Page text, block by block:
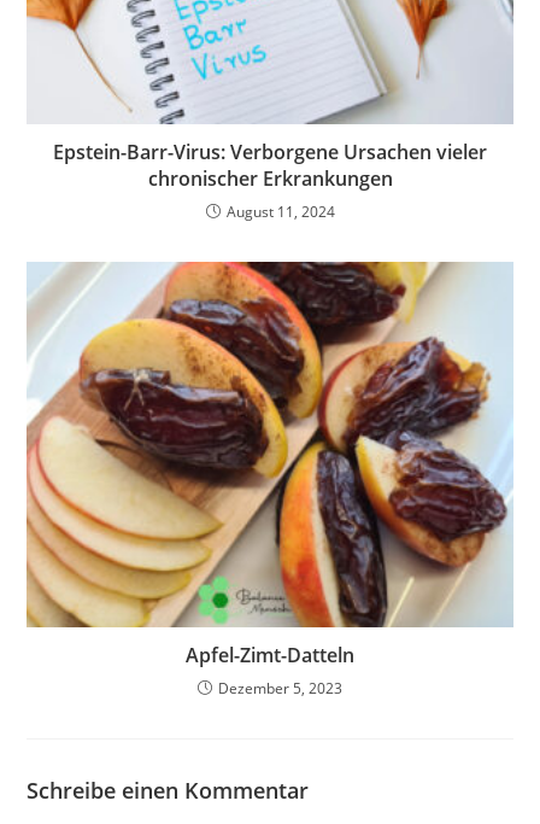
Epstein-Barr-Virus: Verborgene Ursachen vieler
chronischer Erkrankungen
August 11, 2024
Apfel-Zimt-Datteln
Dezember 5, 2023
Schreibe einen Kommentar